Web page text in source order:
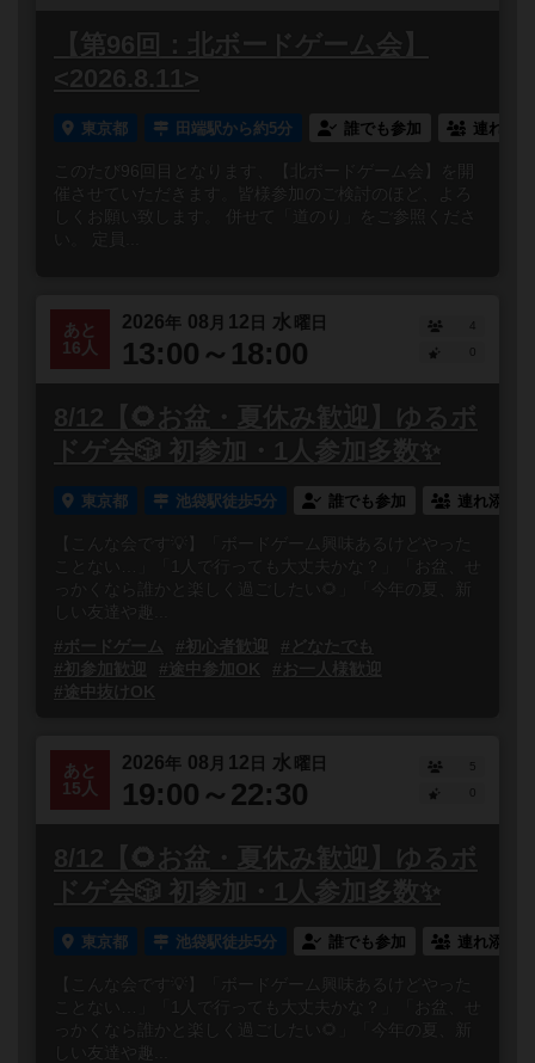
【第96回：北ボードゲーム会】
<2026.8.11>
東京都 田端駅から約5分 誰でも参加 連れ添
このたび96回目となります、【北ボードゲーム会】を開
催させていただきます。皆様参加のご検討のほど、よろ
しくお願い致します。 併せて「道のり」をご参照くださ
あと
16人
2026年 08 月 12 日 水 曜日
13:00～18:00
4
8/12【🌻お盆・夏休み歓迎】ゆるボ
ドゲ会🎲 初参加・1人参加多数✨
東京都 池袋駅徒歩5分 誰でも参加 連れ添い
【こんな会です💡】「ボードゲーム興味あるけどやった
ことない…」「1人で行っても大丈夫かな？」「お盆、せ
っかくなら誰かと楽しく過ごしたい🌻」「今年の夏、新
しい友達や趣...
#ボードゲーム
#初心者歓迎
#どなたでも
#初参加歓迎
#途中参加OK
#お一人様歓迎
#途中抜けOK
あと
15人
2026年 08 月 12 日 水 曜日
19:00～22:30
5
8/12【🌻お盆・夏休み歓迎】ゆるボ
ドゲ会🎲 初参加・1人参加多数✨
東京都 池袋駅徒歩5分 誰でも参加 連れ添い
【こんな会です💡】「ボードゲーム興味あるけどやった
ことない…」「1人で行っても大丈夫かな？」「お盆、せ
っかくなら誰かと楽しく過ごしたい🌻」「今年の夏、新
しい友達や趣...